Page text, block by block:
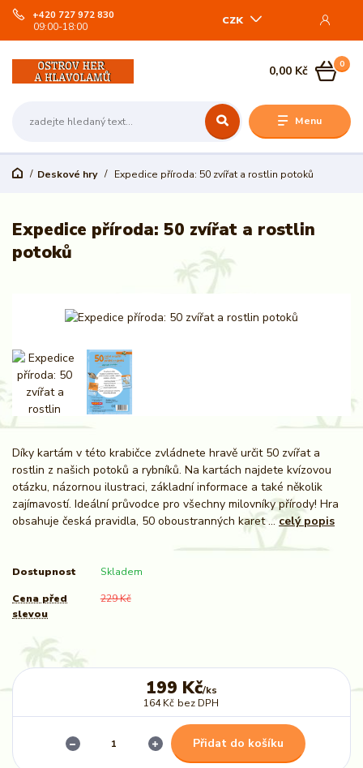
Menu
CZK
+420 727 972 830
09:00-18:00
0
0,00 Kč
Deskové hry Expedice příroda: 50 zvířat a rostlin potoků
Expedice příroda: 50 zvířat a rostlin
potoků
Díky kartám v této krabičce zvládnete hravě určit 50 zvířat a
rostlin z našich potoků a rybníků. Na kartách najdete kvízovou
otázku, názornou ilustraci, základní informace a také několik
zajímavostí. Ideální průvodce pro všechny milovníky přírody! Hra
obsahuje česká pravidla, 50 oboustranných karet ...celý popis
Dostupnost Skladem
Cena před
slevou
229 Kč
199 Kč/ks
164 Kč bez DPH
Přidat do košíku